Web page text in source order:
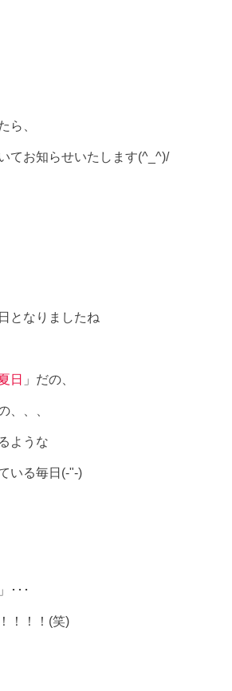
ら、
てお知らせいたします(^_^)/
となりましたね
日 」だの、
、、、
ような
いる毎日(-"-)
」･･･
！！！(笑)